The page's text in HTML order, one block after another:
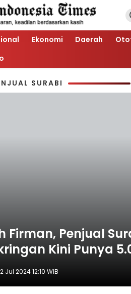
Ekonomi Daerah
SURABI
Firman, Penjual
Kini Punya
Jul 2024 12:10 WIB